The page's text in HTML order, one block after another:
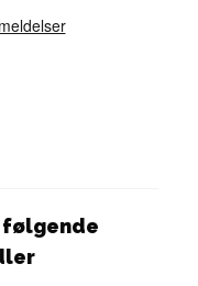
følgende